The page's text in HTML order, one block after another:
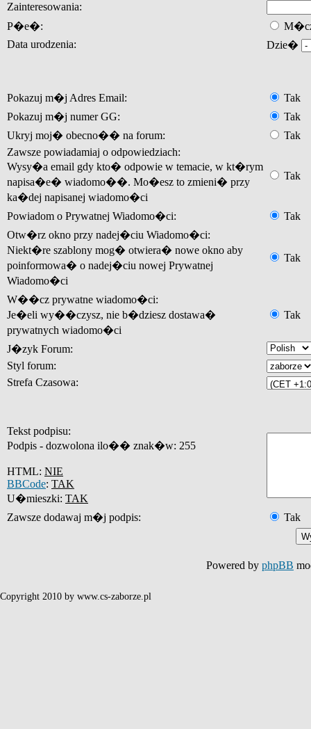
Zainteresowania:
P�e�:
Data urodzenia:
Dzie�
Pokazuj m�j Adres Email:
Tak
Pokazuj m�j numer GG:
Tak
Ukryj moj� obecno�� na forum:
Tak
Zawsze powiadamiaj o odpowiedziach:
Wysy�a email gdy kto� odpowie w temacie, w kt�rym
napisa�e� wiadomo��. Mo�esz to zmieni� przy
ka�dej napisanej wiadomo�ci
Tak
Powiadom o Prywatnej Wiadomo�ci:
Tak
Otw�rz okno przy nadej�ciu Wiadomo�ci:
Niekt�re szablony mog� otwiera� nowe okno aby
poinformowa� o nadej�ciu nowej Prywatnej
Wiadomo�ci
Tak
W��cz prywatne wiadomo�ci:
Je�eli wy��czysz, nie b�dziesz dostawa�
prywatnych wiadomo�ci
Tak
J�zyk Forum:
Styl forum:
Strefa Czasowa:
Tekst podpisu:
Podpis - dozwolona ilo�� znak�w: 255
HTML: NIE
BBCode: TAK
U�mieszki: TAK
Zawsze dodawaj m�j podpis:
Tak
Powered by phpBB
Copyright 2010 by www.cs-zaborze.pl